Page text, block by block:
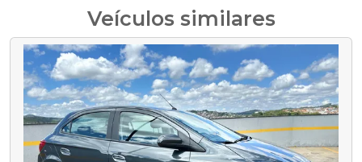
Veículos similares